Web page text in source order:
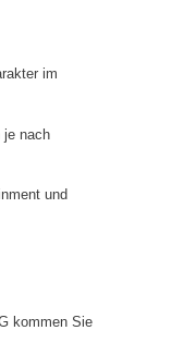
im
je nach
und
kommen Sie